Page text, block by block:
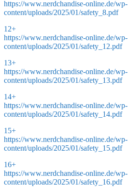
https://www.nerdchandise-online.de/wp-
content/uploads/2025/01/safety_8.pdf
12+
https://www.nerdchandise-online.de/wp-
content/uploads/2025/01/safety_12.pdf
13+
https://www.nerdchandise-online.de/wp-
content/uploads/2025/01/safety_13.pdf
14+
https://www.nerdchandise-online.de/wp-
content/uploads/2025/01/safety_14.pdf
15+
https://www.nerdchandise-online.de/wp-
content/uploads/2025/01/safety_15.pdf
16+
https://www.nerdchandise-online.de/wp-
content/uploads/2025/01/safety_16.pdf